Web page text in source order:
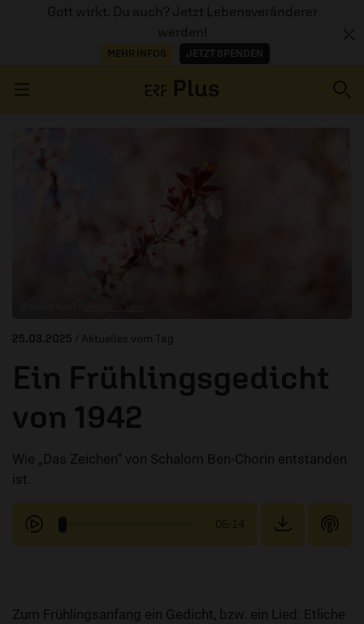
Gott wirkt. Du auch? Jetzt Lebensveränderer
werden!
MEHR INFOS JETZT SPENDEN
25.03.2025 / Aktuelles vom Tag
Ein Frühlingsgedicht
von 1942
Wie „Das Zeichen“ von Schalom Ben-Chorin entstanden
ist.
05:14
Zum Frühlingsanfang ein Gedicht, bzw. ein Lied: Etliche